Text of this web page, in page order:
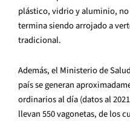
plástico, vidrio y aluminio,
termina siendo arrojado a
tradicional.
Además, el Ministerio de
país se generan
ordinarios al día (datos al
llevan 550 vagonetas, de los